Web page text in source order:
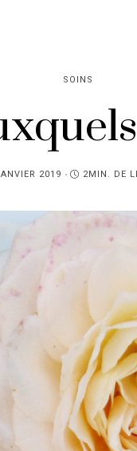
SOINS
2019 2MIN. DE